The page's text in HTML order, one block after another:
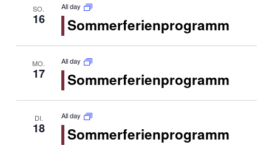
SO.
16
All day
Sommerferienprogramm
MO.
17
All day
Sommerferienprogramm
DI.
18
All day
Sommerferienprogramm